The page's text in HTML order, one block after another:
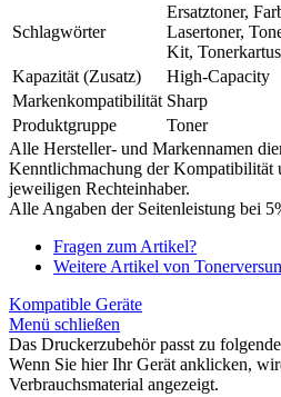
Schlagwörter
Ersatztoner,
Lasertoner,
Kit,
Kapazität (Zusatz)
High-Capacity
Markenkompatibilität Sharp
Produktgruppe
Toner
Alle Hersteller- und Markennamen
Kenntlichmachung der Kompatibilität
jeweiligen Rechteinhaber.
Alle Angaben der Seitenleistung bei
Fragen zum Artikel?
Weitere Artikel von
Kompatible Geräte
Menü schließen
Das Druckerzubehör passt zu
Wenn Sie hier Ihr Gerät anklicken,
Verbrauchsmaterial angezeigt.